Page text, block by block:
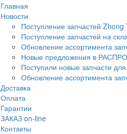
Главная
Новости
Поступление запчастей Zhong
Поступление запчастей на
Обновление ассортимента
Новые предложения в
Поступили новые запчасти
Обновление ассортимента
Доставка
Оплата
Гарантии
ЗАКАЗ on-line
Контакты